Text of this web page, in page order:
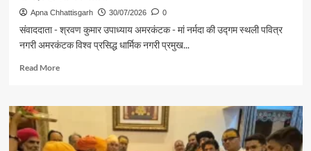
Apna Chhattisgarh 30/07/2026 0
संवाददाता - श्रवण कुमार उपाध्याय अमरकंटक - मां नर्मदा की उद्गम स्थली पवित्र
नगरी अमरकंटक विश्व प्रसिद्ध धार्मिक नगरी प्रमुख...
Read MoreRead
अमरकंटक
सोनमुड़ा
में